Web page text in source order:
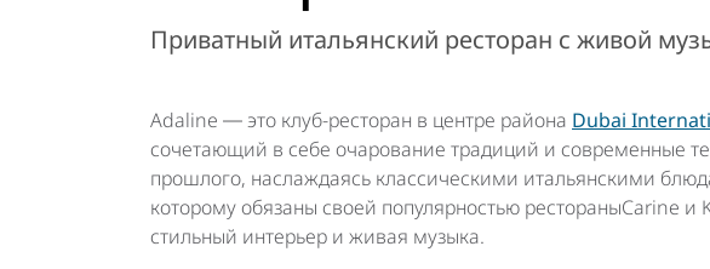
Приватный итальянский ресторан с живой
Adaline ― это клуб-ресторан в центре района Dubai
сочетающий в себе очарование традиций и современные
прошлого, наслаждаясь классическими итальянскими
которому обязаны своей популярностью рестораныCarine и
стильный интерьер и живая музыка.